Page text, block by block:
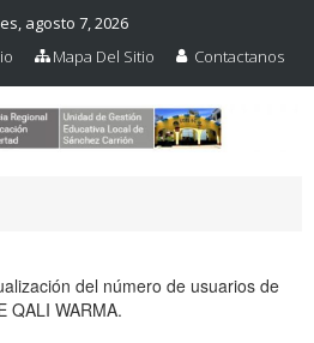
agosto 7, 2026
Mapa Del Sitio Contactanos
del número de usuarios de
QALI WARMA.